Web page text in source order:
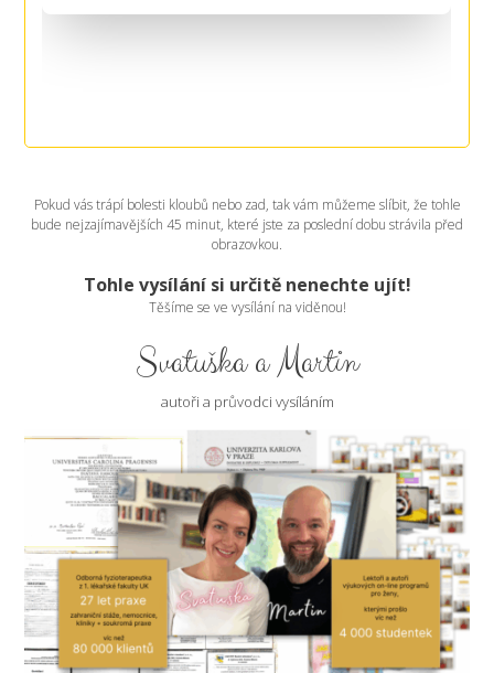
Pokud vás trápí bolesti kloubů nebo zad, tak vám můžeme slíbit, že tohle
bude nejzajímavějších 45 minut, které jste za poslední dobu strávila před
obrazovkou.
Tohle vysílání si určitě nenechte ujít!
Těšíme se ve vysílání na viděnou!
Svatuška a Martin
autoři a průvodci vysíláním